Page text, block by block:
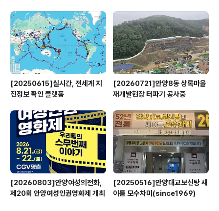
[20250615]실시간, 전세계 지
진정보 확인 플랫폼
[20260721]안양8동 상록마을
재개발현장 터파기 공사중
[20260803]안양여성의전화,
제20회 안양여성인권영화제 개최
[20250516]안양대교보신탕 새
이름 모수차미(since1969)